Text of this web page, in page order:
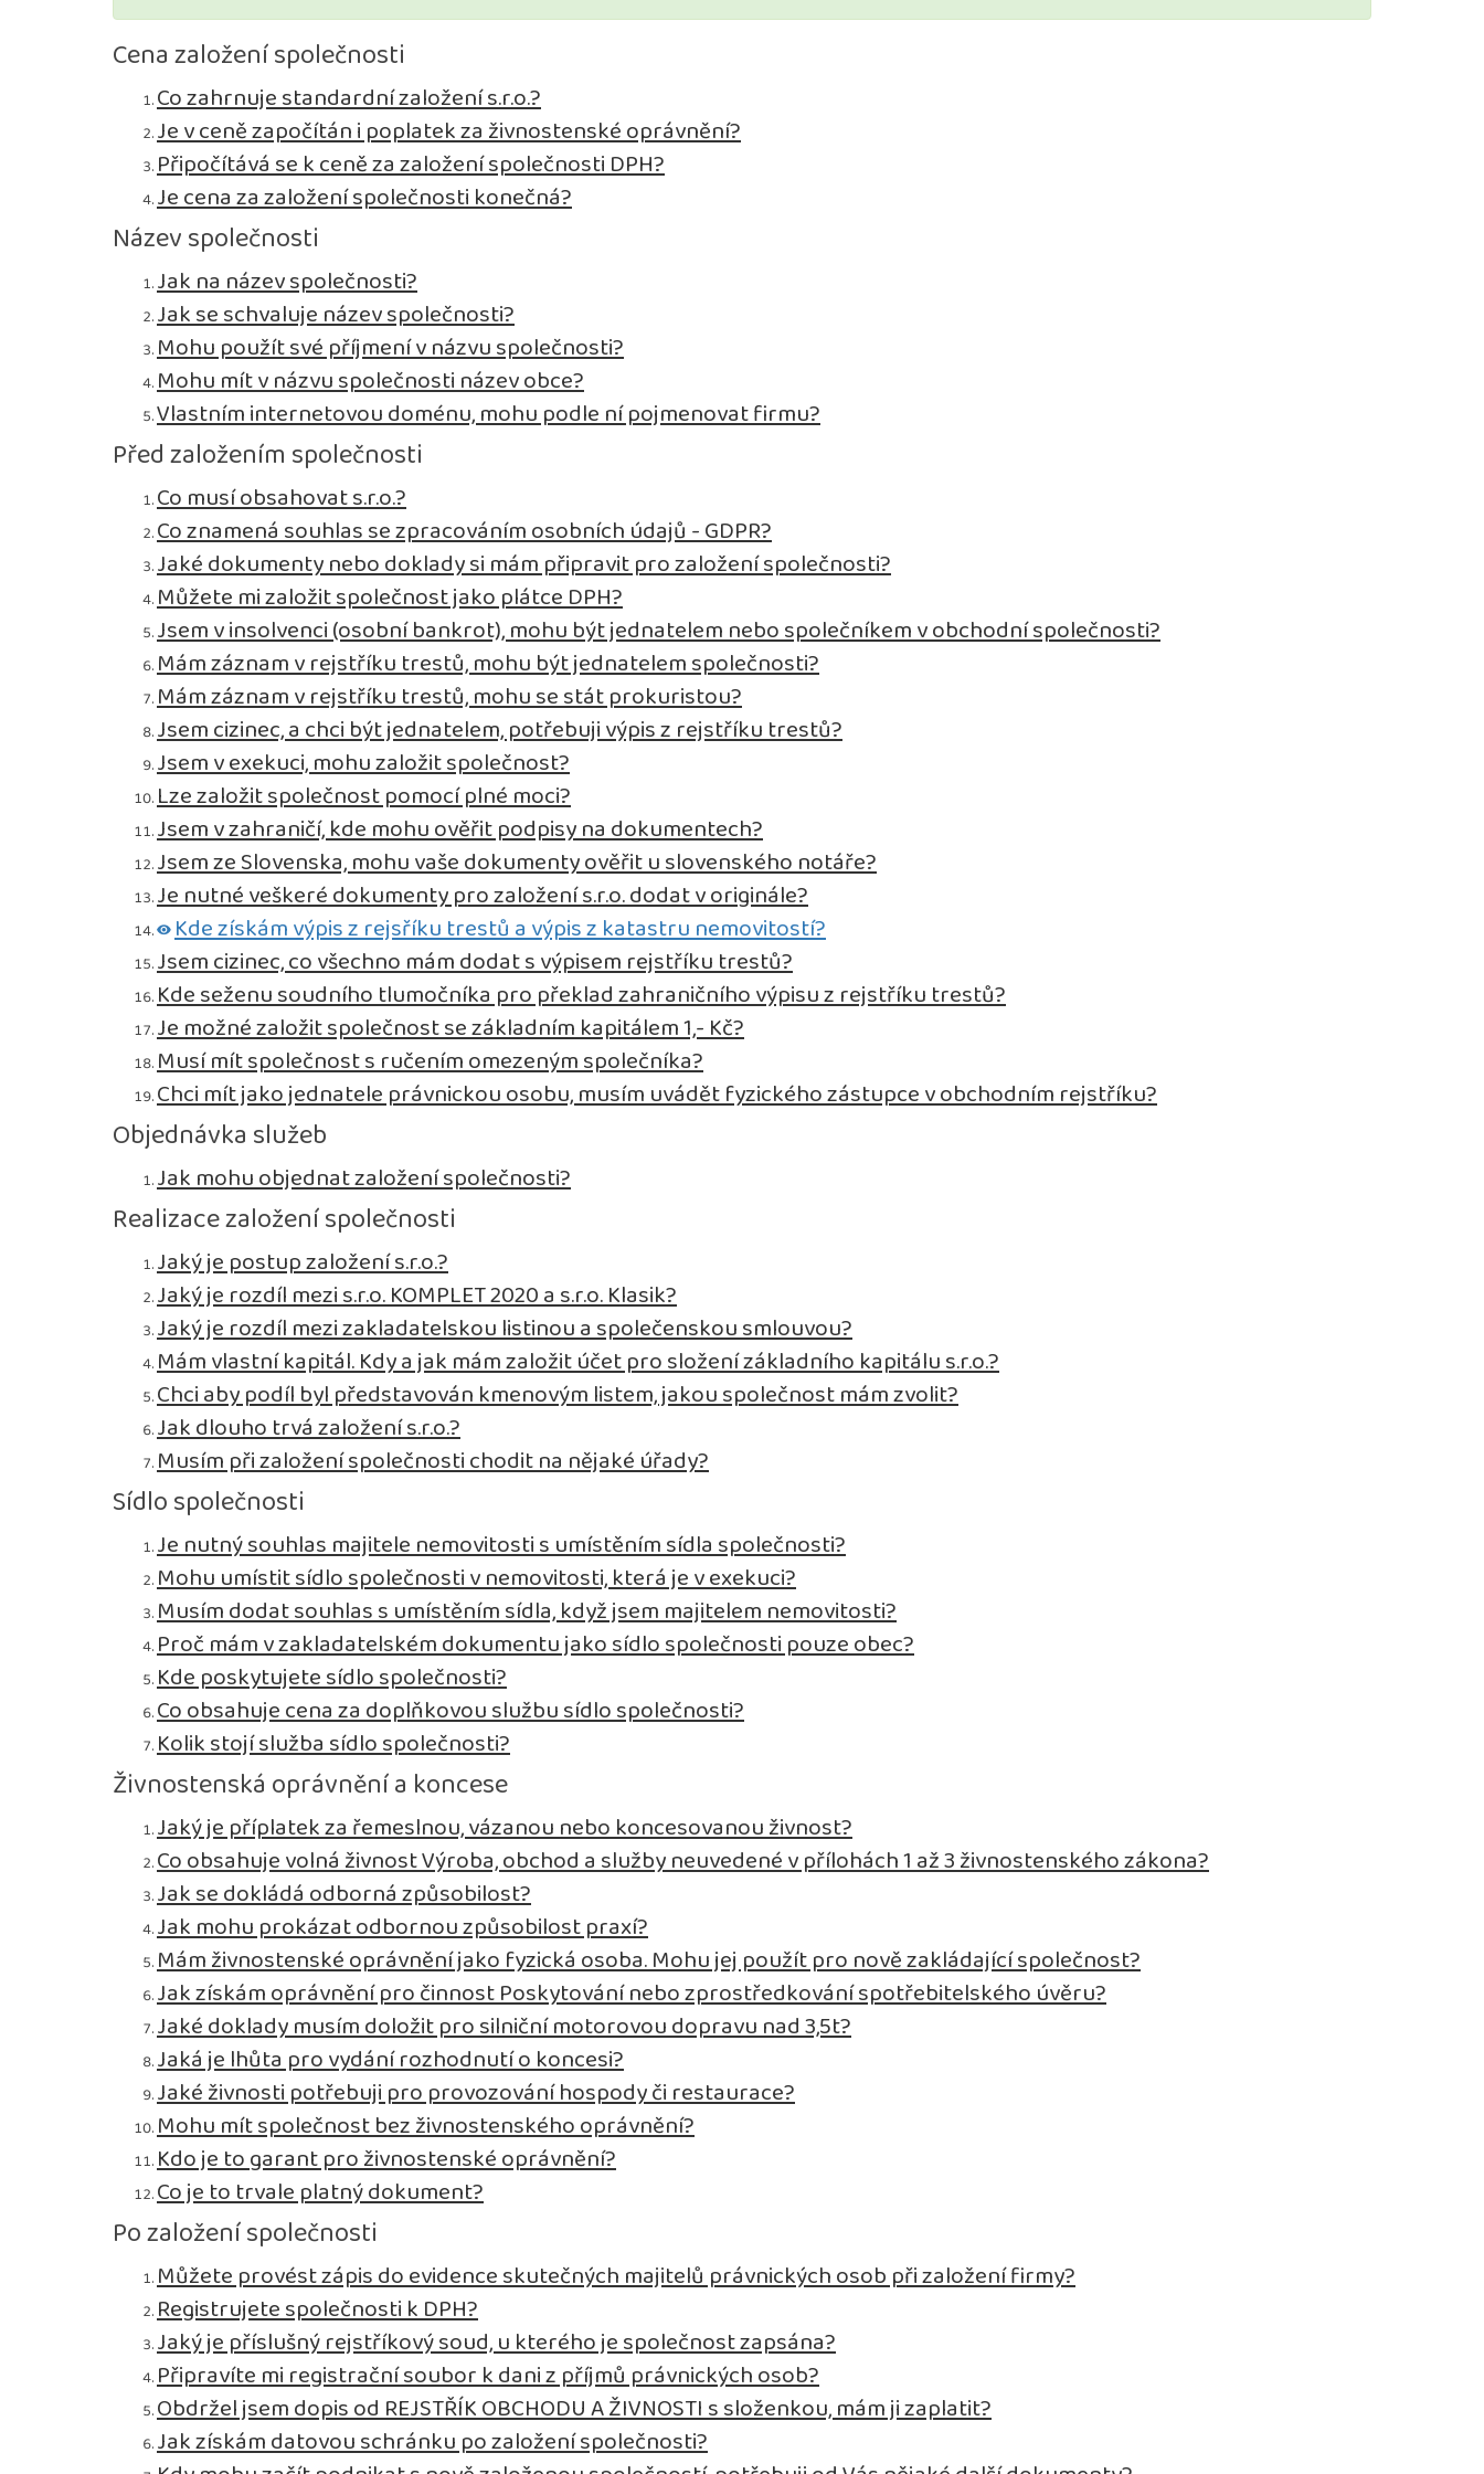
Cena založení společnosti
Co zahrnuje standardní založení s.r.o.?
Je v ceně započítán i poplatek za živnostenské oprávnění?
Připočítává se k ceně za založení společnosti DPH?
Je cena za založení společnosti konečná?
Název společnosti
Jak na název společnosti?
Jak se schvaluje název společnosti?
Mohu použít své příjmení v názvu společnosti?
Mohu mít v názvu společnosti název obce?
Vlastním internetovou doménu, mohu podle ní pojmenovat firmu?
Před založením společnosti
Co musí obsahovat s.r.o.?
Co znamená souhlas se zpracováním osobních údajů - GDPR?
Jaké dokumenty nebo doklady si mám připravit pro založení společnosti?
Můžete mi založit společnost jako plátce DPH?
Jsem v insolvenci (osobní bankrot), mohu být jednatelem nebo společníkem v obchodní společnosti?
Mám záznam v rejstříku trestů, mohu být jednatelem společnosti?
Mám záznam v rejstříku trestů, mohu se stát prokuristou?
Jsem cizinec, a chci být jednatelem, potřebuji výpis z rejstříku trestů?
Jsem v exekuci, mohu založit společnost?
Lze založit společnost pomocí plné moci?
Jsem v zahraničí, kde mohu ověřit podpisy na dokumentech?
Jsem ze Slovenska, mohu vaše dokumenty ověřit u slovenského notáře?
Je nutné veškeré dokumenty pro založení s.r.o. dodat v originále?
Kde získám výpis z rejsříku trestů a výpis z katastru nemovitostí?
Jsem cizinec, co všechno mám dodat s výpisem rejstříku trestů?
Kde seženu soudního tlumočníka pro překlad zahraničního výpisu z rejstříku trestů?
Je možné založit společnost se základním kapitálem 1,- Kč?
Musí mít společnost s ručením omezeným společníka?
Chci mít jako jednatele právnickou osobu, musím uvádět fyzického zástupce v obchodním rejstříku?
Objednávka služeb
Jak mohu objednat založení společnosti?
Realizace založení společnosti
Jaký je postup založení s.r.o.?
Jaký je rozdíl mezi s.r.o. KOMPLET 2020 a s.r.o. Klasik?
Jaký je rozdíl mezi zakladatelskou listinou a společenskou smlouvou?
Mám vlastní kapitál. Kdy a jak mám založit účet pro složení základního kapitálu s.r.o.?
Chci aby podíl byl představován kmenovým listem, jakou společnost mám zvolit?
Jak dlouho trvá založení s.r.o.?
Musím při založení společnosti chodit na nějaké úřady?
Sídlo společnosti
Je nutný souhlas majitele nemovitosti s umístěním sídla společnosti?
Mohu umístit sídlo společnosti v nemovitosti, která je v exekuci?
Musím dodat souhlas s umístěním sídla, když jsem majitelem nemovitosti?
Proč mám v zakladatelském dokumentu jako sídlo společnosti pouze obec?
Kde poskytujete sídlo společnosti?
Co obsahuje cena za doplňkovou službu sídlo společnosti?
Kolik stojí služba sídlo společnosti?
Živnostenská oprávnění a koncese
Jaký je příplatek za řemeslnou, vázanou nebo koncesovanou živnost?
Co obsahuje volná živnost Výroba, obchod a služby neuvedené v přílohách 1 až 3 živnostenského zákona?
Jak se dokládá odborná způsobilost?
Jak mohu prokázat odbornou způsobilost praxí?
Mám živnostenské oprávnění jako fyzická osoba. Mohu jej použít pro nově zakládající společnost?
Jak získám oprávnění pro činnost Poskytování nebo zprostředkování spotřebitelského úvěru?
Jaké doklady musím doložit pro silniční motorovou dopravu nad 3,5t?
Jaká je lhůta pro vydání rozhodnutí o koncesi?
Jaké živnosti potřebuji pro provozování hospody či restaurace?
Mohu mít společnost bez živnostenského oprávnění?
Kdo je to garant pro živnostenské oprávnění?
Co je to trvale platný dokument?
Po založení společnosti
Můžete provést zápis do evidence skutečných majitelů právnických osob při založení firmy?
Registrujete společnosti k DPH?
Jaký je příslušný rejstříkový soud, u kterého je společnost zapsána?
Připravíte mi registrační soubor k dani z příjmů právnických osob?
Obdržel jsem dopis od REJSTŘÍK OBCHODU A ŽIVNOSTI s složenkou, mám ji zaplatit?
Jak získám datovou schránku po založení společnosti?